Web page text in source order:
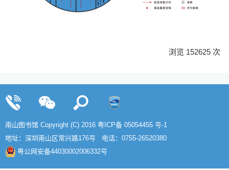
浏览 152625 次
南山图书馆 Copyright (C) 2016 粤ICP备 05054455 号-1
地址：深圳南山区常兴路176号 电话：0755-26520380
粤公网安备44030002006332号